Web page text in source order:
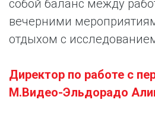
собой баланс между
вечерними
отдыхом с
Директор по работе с
М.Видео-Эльдорадо